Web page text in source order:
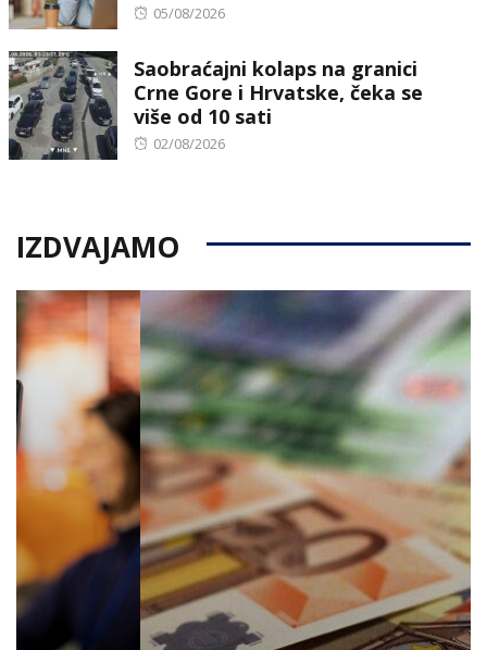
Posted
05/08/2026
Saobraćajni kolaps na granici
Crne Gore i Hrvatske, čeka se
više od 10 sati
Posted
02/08/2026
IZDVAJAMO